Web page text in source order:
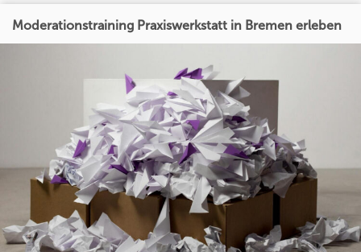
Moderationstraining Praxiswerkstatt in Bremen erleben